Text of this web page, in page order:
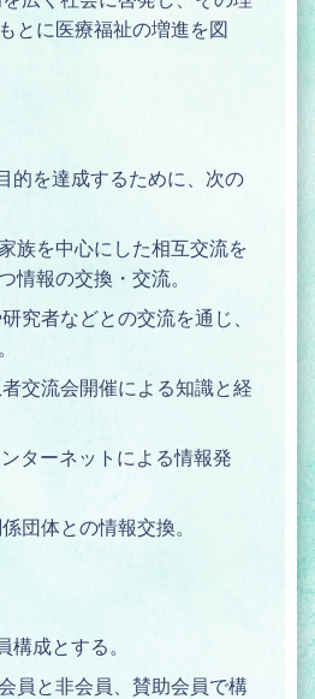
とに医療福祉の増進を図
的を達成するために、次の
族を中心にした相互交流を
情報の交換・交流。
究者などとの交流を通じ、
交流会開催による知識と経
ターネットによる情報発
団体との情報交換。
成とする。
員と非会員、賛助会員で構